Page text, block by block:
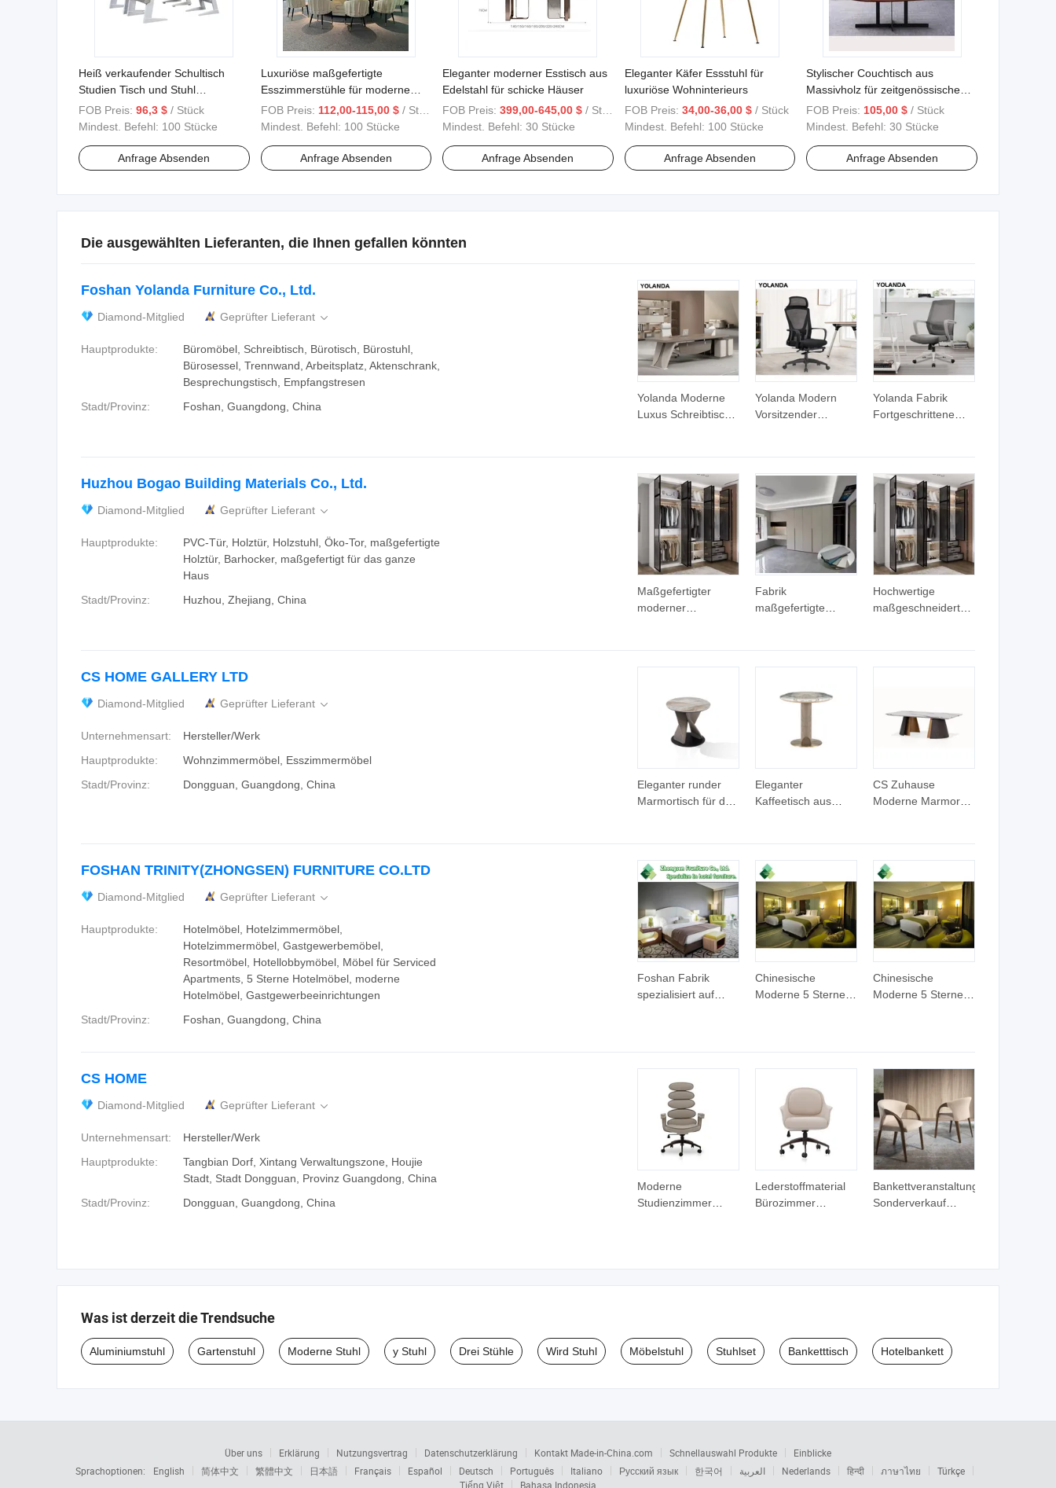
Heiß verkaufender Schultisch
Studien Tisch und Stuhl
verstellbare Schulmöbel
FOB Preis: 96,3 $ / Stück
Mindest. Befehl: 100 Stücke
Anfrage Absenden
Luxuriöse maßgefertigte
Esszimmerstühle für moderne
hochwertige Hotels
FOB Preis: 112,00-115,00 $ / Stück
Mindest. Befehl: 100 Stücke
Anfrage Absenden
Eleganter moderner Esstisch aus
Edelstahl für schicke Häuser
FOB Preis: 399,00-645,00 $ / Stück
Mindest. Befehl:30 Stücke
Anfrage Absenden
Eleganter Käfer Essstuhl für
luxuriöse Wohninterieurs
FOB Preis: 34,00-36,00 $ / Stück
Mindest. Befehl: 100 Stücke
Anfrage Absenden
Stylischer Couchtisch aus
Massivholz für zeitgenössische
Wohnräume
FOB Preis: 105,00 $ / Stück
Mindest. Befehl:30 Stücke
Anfrage Absenden
Die ausgewählten Lieferanten, die Ihnen gefallen könnten
Yolanda Moderne
Luxus Schreibtische
Modulares Design
für den
Heimgebrauch
Yolanda Modern
Vorsitzender
Yolanda Fabrik
Fortgeschrittene
Ergonomischer Netz
Executive Bürostuhl
Foshan Yolanda Furniture Co., Ltd.
Diamond-Mitglied Geprüfter Lieferant 
Hauptprodukte:
Büromöbel, Schreibtisch, Bürotisch, Bürostuhl,
Bürosessel, Trennwand, Arbeitsplatz, Aktenschrank,
Besprechungstisch, Empfangstresen
Stadt/Provinz:
Foshan, Guangdong, China
Maßgefertigter
moderner
Aufbewahrung von
Kleidung in
Wohnungen
Fabrik
maßgefertigte
Kleiderschrank
Schlafzimmer Möbel
Hochwertige
maßgeschneiderte
Zuhause
Huzhou Bogao Building Materials Co., Ltd.
Diamond-Mitglied Geprüfter Lieferant 
Hauptprodukte:
PVC-Tür, Holztür, Holzstuhl, Öko-Tor, maßgefertigte
Holztür, Barhocker, maßgefertigt für das ganze
Haus
Stadt/Provinz:
Huzhou, Zhejiang, China
Eleganter runder
Marmortisch für das
Eleganter
Kaffeetisch aus
CS Zuhause
Moderne Marmor
CS HOME GALLERY LTD
Diamond-Mitglied Geprüfter Lieferant 
Unternehmensart:
Hersteller/Werk
Hauptprodukte:
Wohnzimmermöbel, Esszimmermöbel
Stadt/Provinz:
Dongguan, Guangdong, China
Foshan Fabrik
spezialisiert auf
Chinesische
Moderne 5 Sterne
Chinesische
Moderne 5 Sterne
FOSHAN TRINITY(ZHONGSEN) FURNITURE CO.LTD
Diamond-Mitglied Geprüfter Lieferant 
Hauptprodukte:
Hotelmöbel, Hotelzimmermöbel,
Hotelzimmermöbel, Gastgewerbemöbel,
Resortmöbel, Hotellobbymöbel, Möbel für Serviced
Apartments, 5 Sterne Hotelmöbel, moderne
Hotelmöbel, Gastgewerbeeinrichtungen
Stadt/Provinz:
Foshan, Guangdong, China
Moderne
Studienzimmer
Lederstoffmaterial
Bürozimmer
Bankettveranstaltung
Sonderverkauf
PVC Modern
Stilvolle Armessstuhl
CS HOME
Diamond-Mitglied Geprüfter Lieferant 
Unternehmensart:
Hersteller/Werk
Hauptprodukte:
Tangbian Dorf, Xintang Verwaltungszone, Houjie
Stadt, Stadt Dongguan, Provinz Guangdong, China
Stadt/Provinz:
Dongguan, Guangdong, China
Was ist derzeit die Trendsuche
Aluminiumstuhl Gartenstuhl Moderne Stuhl y Stuhl Drei Stühle Wird Stuhl Möbelstuhl Stuhlset Banketttisch Hotelbankett
Über uns Erklärung Nutzungsvertrag Datenschutzerklärung Kontakt Made-in-China.com Schnellauswahl Produkte
Einblicke
Sprachoptionen:
English 简体中文 繁體中文 日本語 Français Español Deutsch Português Italiano Русский язык 한국어 العربية Nederlands हिन्दी ภาษาไทย
Türkçe
Tiếng Việt
Bahasa Indonesia